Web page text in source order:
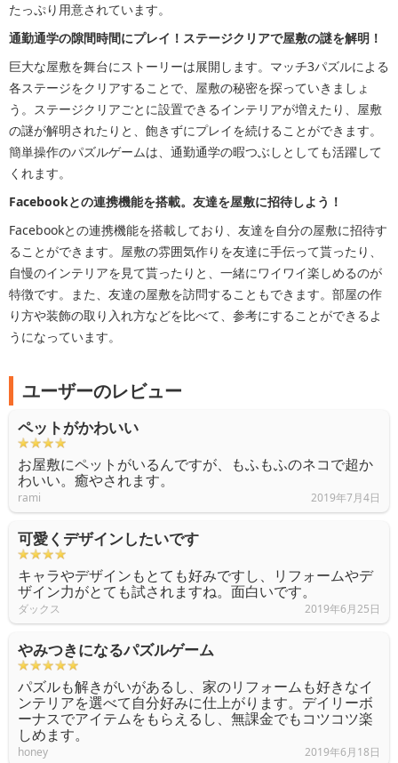
たっぷり用意されています。
通勤通学の隙間時間にプレイ！ステージクリアで屋敷の謎を解明！
巨大な屋敷を舞台にストーリーは展開します。マッチ3パズルによる
各ステージをクリアすることで、屋敷の秘密を探っていきましょ
う。ステージクリアごとに設置できるインテリアが増えたり、屋敷
の謎が解明されたりと、飽きずにプレイを続けることができます。
簡単操作のパズルゲームは、通勤通学の暇つぶしとしても活躍して
くれます。
Facebookとの連携機能を搭載。友達を屋敷に招待しよう！
Facebookとの連携機能を搭載しており、友達を自分の屋敷に招待す
ることができます。屋敷の雰囲気作りを友達に手伝って貰ったり、
自慢のインテリアを見て貰ったりと、一緒にワイワイ楽しめるのが
特徴です。また、友達の屋敷を訪問することもできます。部屋の作
り方や装飾の取り入れ方などを比べて、参考にすることができるよ
うになっています。
ユーザーのレビュー
ペットがかわいい
お屋敷にペットがいるんですが、もふもふのネコで超か
わいい。癒やされます。
rami 2019年7月4日
可愛くデザインしたいです
キャラやデザインもとても好みですし、リフォームやデ
ザイン力がとても試されますね。面白いです。
ダックス 2019年6月25日
やみつきになるパズルゲーム
パズルも解きがいがあるし、家のリフォームも好きなイ
ンテリアを選べて自分好みに仕上がります。デイリーボ
ーナスでアイテムをもらえるし、無課金でもコツコツ楽
しめます。
honey 2019年6月18日